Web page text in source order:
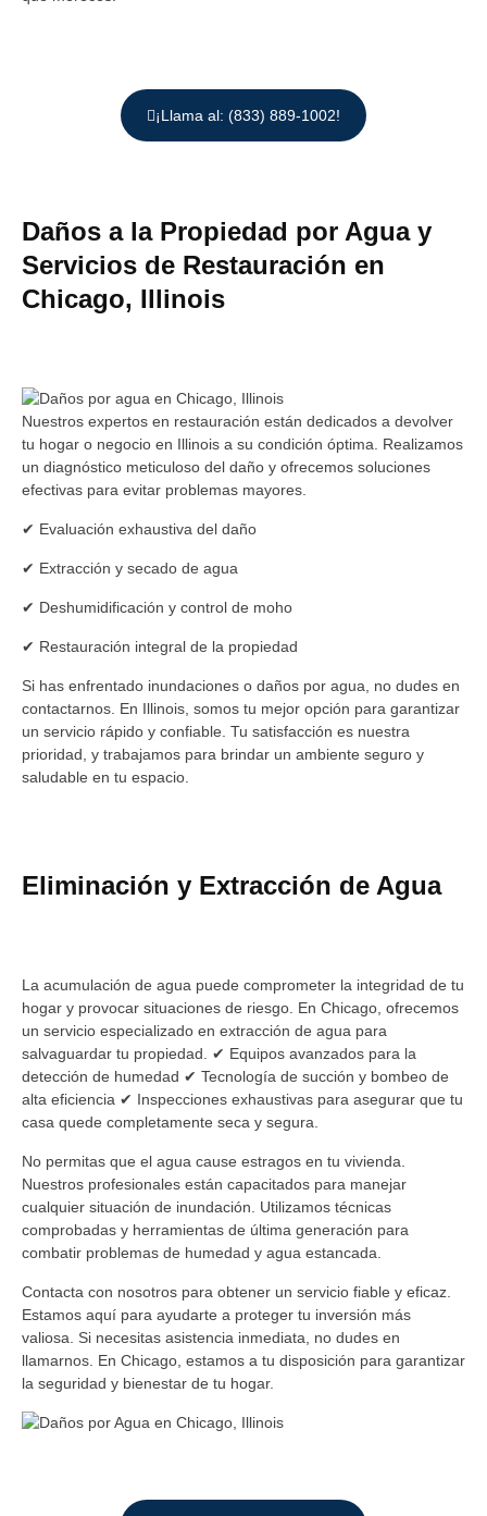
¡Llama al: (833) 889-1002!
Daños a la Propiedad por Agua y
Servicios de Restauración en
Chicago, Illinois
Nuestros expertos en restauración están dedicados a devolver
tu hogar o negocio en Illinois a su condición óptima. Realizamos
un diagnóstico meticuloso del daño y ofrecemos soluciones
efectivas para evitar problemas mayores.
✔ Evaluación exhaustiva del daño
✔ Extracción y secado de agua
✔ Deshumidificación y control de moho
✔ Restauración integral de la propiedad
Si has enfrentado inundaciones o daños por agua, no dudes en
contactarnos. En Illinois, somos tu mejor opción para garantizar
un servicio rápido y confiable. Tu satisfacción es nuestra
prioridad, y trabajamos para brindar un ambiente seguro y
saludable en tu espacio.
Eliminación y Extracción de Agua
La acumulación de agua puede comprometer la integridad de tu
hogar y provocar situaciones de riesgo. En Chicago, ofrecemos
un servicio especializado en extracción de agua para
salvaguardar tu propiedad. ✔ Equipos avanzados para la
detección de humedad ✔ Tecnología de succión y bombeo de
alta eficiencia ✔ Inspecciones exhaustivas para asegurar que tu
casa quede completamente seca y segura.
No permitas que el agua cause estragos en tu vivienda.
Nuestros profesionales están capacitados para manejar
cualquier situación de inundación. Utilizamos técnicas
comprobadas y herramientas de última generación para
combatir problemas de humedad y agua estancada.
Contacta con nosotros para obtener un servicio fiable y eficaz.
Estamos aquí para ayudarte a proteger tu inversión más
valiosa. Si necesitas asistencia inmediata, no dudes en
llamarnos. En Chicago, estamos a tu disposición para garantizar
la seguridad y bienestar de tu hogar.